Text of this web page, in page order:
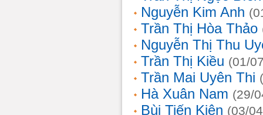
Nguyễn Kim Anh
Trần Thị Hòa Thảo
Nguyễn Thị Thu
Trần Thị Kiều (01/
Trần Mai Uyên Thi
Hà Xuân Nam (29/
Bùi Tiến Kiện (03/